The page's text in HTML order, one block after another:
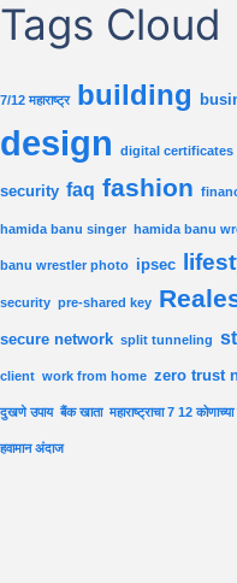
Tags Cloud
7/12 महाराष्ट्र building
design digital certificates
security faq fashion
hamida banu singer hamida banu
banu wrestler photo ipsec
security pre-shared key
secure network split tunneling
client work from home zero trust
दुखणे उपाय बैंक खाता महाराष्ट्राचा 7 12
हवामान अंदाज